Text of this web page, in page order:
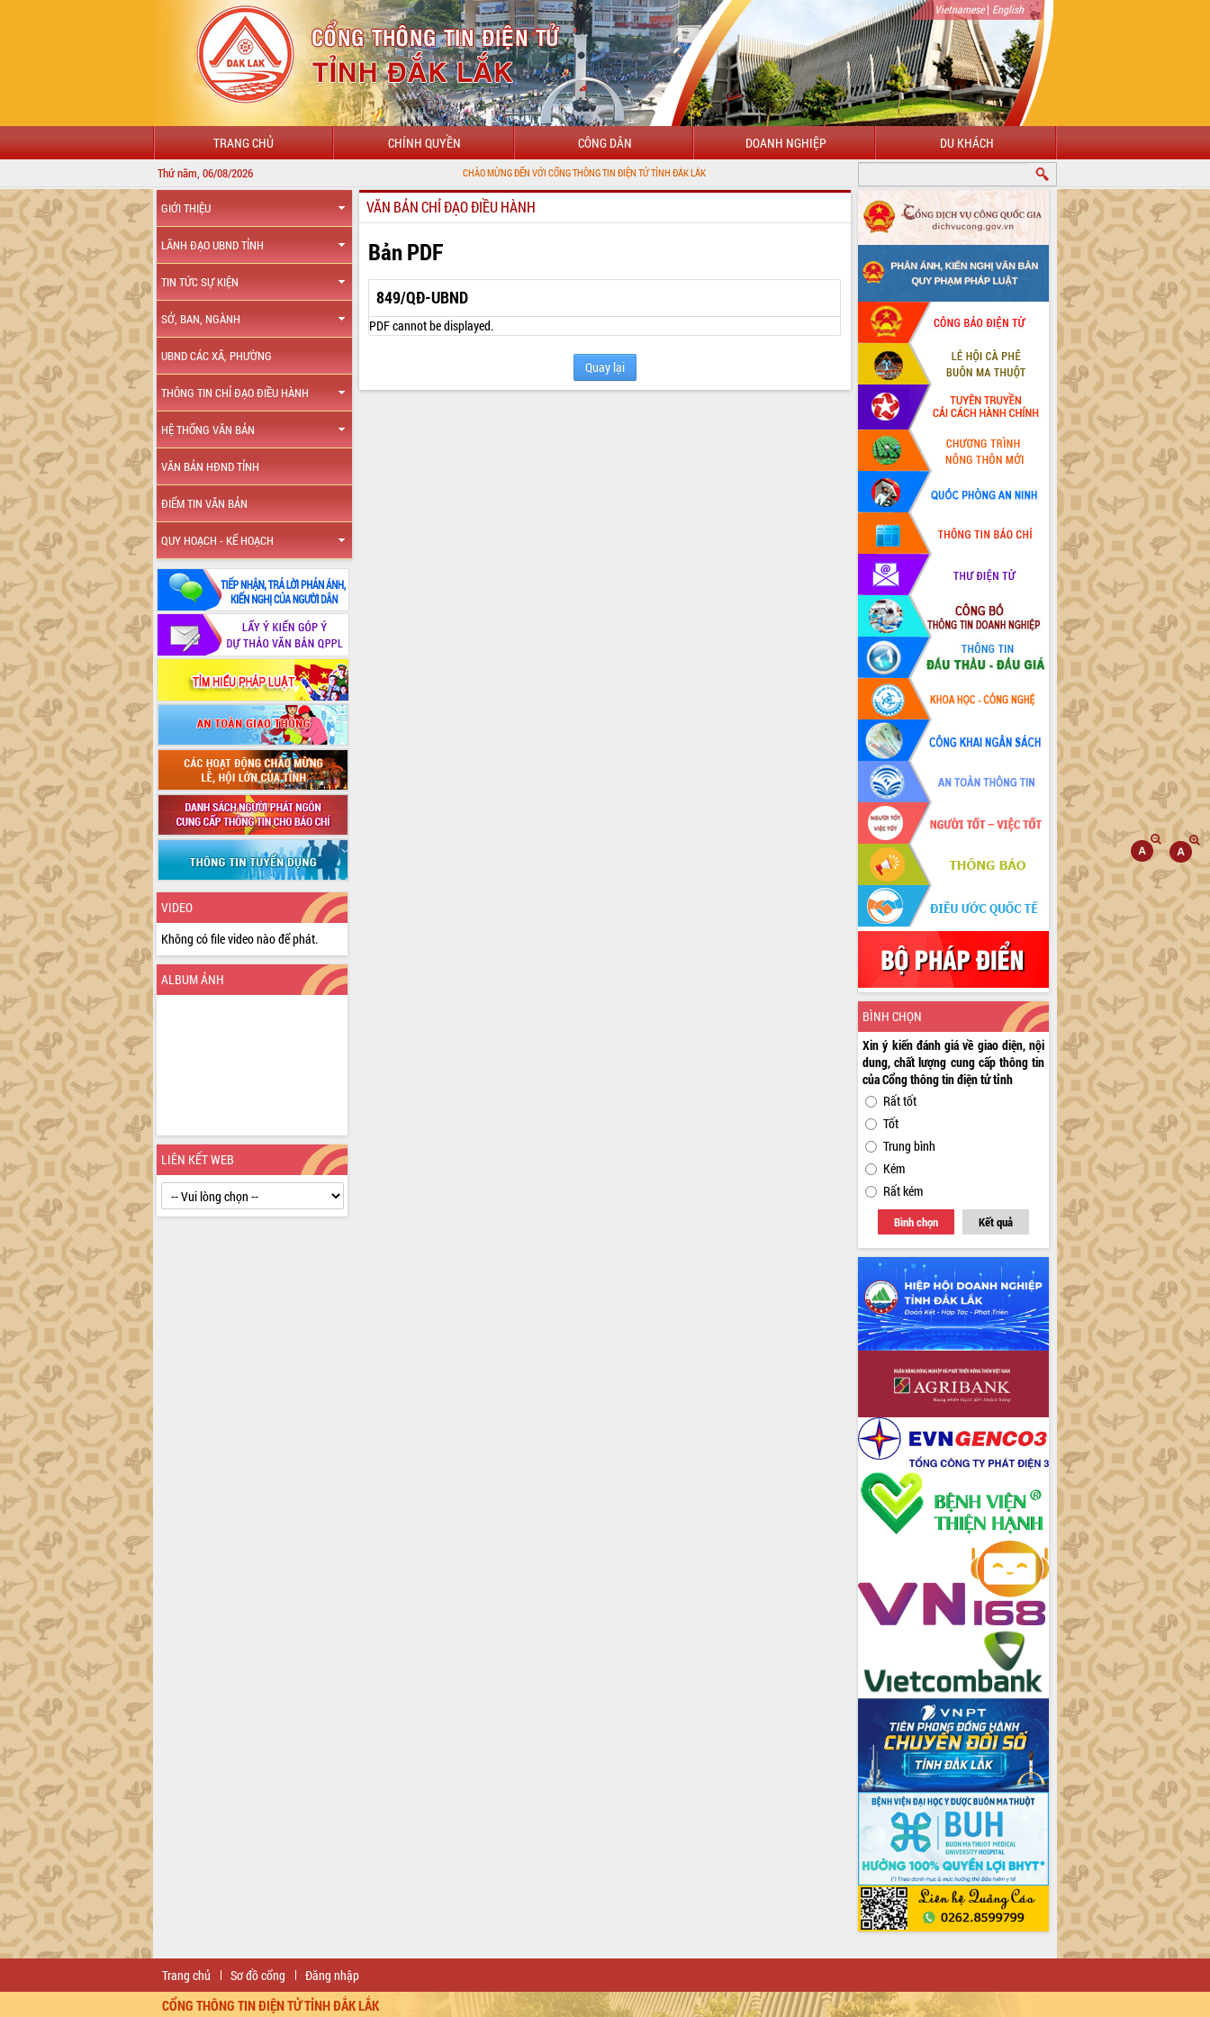
Vietnamese| English
TRANG CHỦ CHÍNH QUYỀN CÔNG DÂN DOANH NGHIỆP DU KHÁCH
Thứ năm, 06/08/2026 CHÀO MỪNG ĐẾN VỚI CỔNG THÔNG TIN ĐIỆN TỬ TỈNH ĐẮK LẮK
GIỚI THIỆU
LÃNH ĐẠO UBND TỈNH
TIN TỨC SỰ KIỆN
SỞ, BAN, NGÀNH
UBND CÁC XÃ, PHƯỜNG
THÔNG TIN CHỈ ĐẠO ĐIỀU HÀNH
HỆ THỐNG VĂN BẢN
VĂN BẢN HĐND TỈNH
ĐIỂM TIN VĂN BẢN
QUY HOẠCH - KẾ HOẠCH
VIDEO
Không có file video nào để phát.
ALBUM ẢNH
LIÊN KẾT WEB
VĂN BẢN CHỈ ĐẠO ĐIỀU HÀNH
Bản PDF
849/QĐ-UBND
PDF cannot be displayed.
Quay lại
BÌNH CHỌN
Xin ý kiến đánh giá về giao diện, nội
dung, chất lượng cung cấp thông tin
của Cổng thông tin điện tử tỉnh
Rất tốt
Tốt
Trung bình
Kém
Rất kém
Bình chọn Kết quả
Trang chủ Sơ đồ cổng Đăng nhập
CỔNG THÔNG TIN ĐIỆN TỬ TỈNH ĐẮK LẮK